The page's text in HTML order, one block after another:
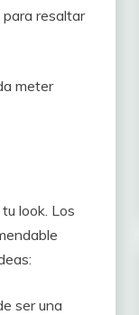
resaltar
meter
look. Los
ser una